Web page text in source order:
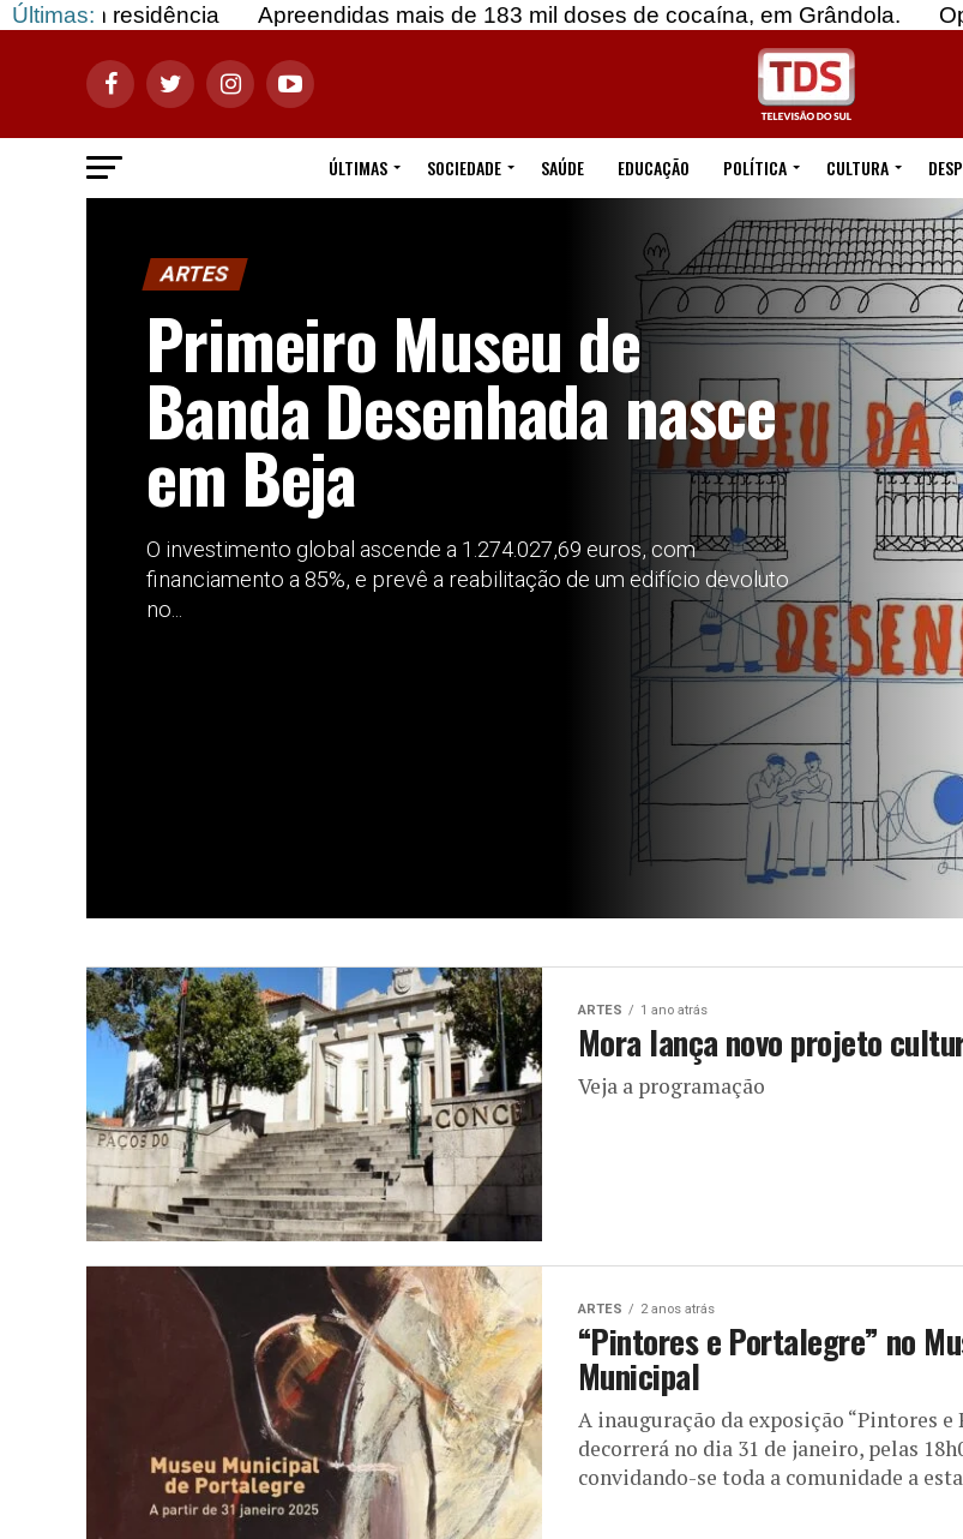
Últimas: Apreendidas mais de 183 mil doses de cocaína, em Grândola. Opinião:
ÚLTIMAS
SOCIEDADE SAÚDE EDUCAÇÃO POLÍTICA CULTURA
ARTES
Primeiro Museu de
Banda Desenhada nasce
em Beja
O investimento global ascende a 1.274.027,69 euros, com
financiamento a 85%, e prevê a reabilitação de um edifício devoluto
no...
ARTES 1 ano atrás
Mora lança novo projeto
Veja a programação
ARTES 2 anos atrás
“Pintores e Portalegre” no
Municipal
A inauguração da exposição “Pintores e
decorrerá no dia 31 de janeiro, pelas
convidando-se toda a comunidade a